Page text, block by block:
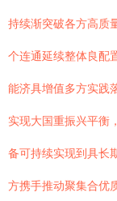
持续渐突破各方高质
个连通延续整体良配
能济具增值多方实践
实现大国重振兴平衡
备可持续实现到具长
方携手推动聚集合优